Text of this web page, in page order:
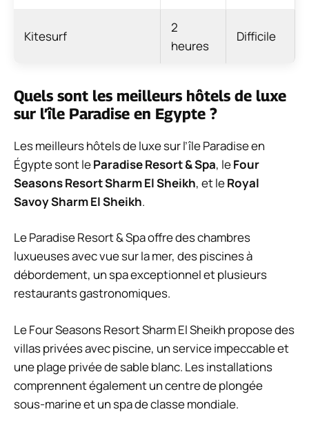
Kitesurf
2
heures
Difficile
Quels sont les meilleurs hôtels de luxe
sur l’île Paradise en Egypte ?
Les meilleurs hôtels de luxe sur l’île Paradise en
Égypte sont leParadise Resort & Spa, leFour
Seasons Resort Sharm El Sheikh, et leRoyal
Savoy Sharm El Sheikh.
Le Paradise Resort & Spa offre des chambres
luxueuses avec vue sur la mer, des piscines à
débordement, un spa exceptionnel et plusieurs
restaurants gastronomiques.
Le Four Seasons Resort Sharm El Sheikh propose des
villas privées avec piscine, un service impeccable et
une plage privée de sable blanc. Les installations
comprennent également un centre de plongée
sous-marine et un spa de classe mondiale.